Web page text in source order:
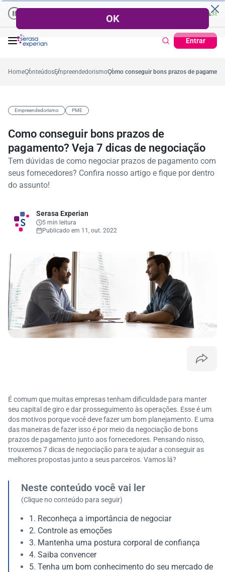
| Recuperação de Crédito 38,7%
Entrar
57,2% Cartão de Crédito | Cadastro
HomeConteúdosEmpreendedorismoComo conseguir bons prazos de
Empreendedorismo PME
Como conseguir bons prazos de
pagamento? Veja 7 dicas de negociação
Tem dúvidas de como negociar prazos de pagamento com
seus fornecedores? Confira nosso artigo e fique por dentro
do assunto!
Serasa Experian
5 min leitura
Publicado em 11, out. 2022
É comum que muitas empresas tenham dificuldade para manter
seu capital de giro e dar prosseguimento às operações. Esse é um
dos motivos porque você deve fazer um bom planejamento. E uma
das maneiras de fazer isso é por meio da negociação de bons
prazos de pagamento junto aos fornecedores. Pensando nisso,
trouxemos 7 dicas de negociação para te ajudar a conseguir as
melhores propostas junto a seus parceiros. Vamos lá?
Neste conteúdo você vai ler
(Clique no conteúdo para seguir)
1. Reconheça a importância de negociar
2. Controle as emoções
3. Mantenha uma postura corporal de confiança
4. Saiba convencer
5. Tenha um bom conhecimento do seu mercado de